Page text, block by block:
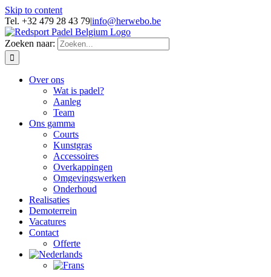
Skip to content
Tel. +32 479 28 43 79|info@herwebo.be
Zoeken naar:
Over ons
Wat is padel?
Aanleg
Team
Ons gamma
Courts
Kunstgras
Accessoires
Overkappingen
Omgevingswerken
Onderhoud
Realisaties
Demoterrein
Vacatures
Contact
Offerte